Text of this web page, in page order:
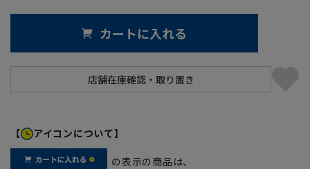
カートに入れる
【 アイコンについて】
の表示の商品は、